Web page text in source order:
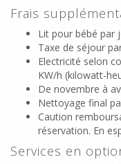
Frais
Lit pour bébé par
Taxe de séjour
Electricité selon
KW/h (kilowatt-
De novembre à
Nettoyage final
Caution
réservation. En
Services en